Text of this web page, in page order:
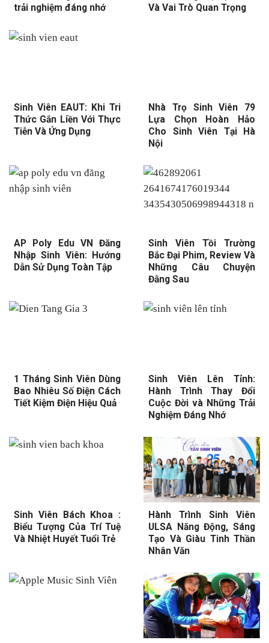
trải nghiệm đáng nhớ
Và Vai Trò Quan Trọng
Sinh Viên EAUT: Khi Tri
Thức Gắn Liền Với Thực
Tiễn Và Ứng Dụng
Nhà Trọ Sinh Viên 79
Lựa Chọn Hoàn Hảo
Cho Sinh Viên Tại Hà
Nội
AP Poly Edu VN Đăng
Nhập Sinh Viên: Hướng
Dẫn Sử Dụng Toàn Tập
Sinh Viên Tồi Trường
Bắc Đại Phim, Review Và
Những Câu Chuyện
Đằng Sau
1 Tháng Sinh Viên Dùng
Bao Nhiêu Số Điện Cách
Tiết Kiệm Điện Hiệu Quả
Sinh Viên Lên Tỉnh:
Hành Trình Thay Đổi
Cuộc Đời và Những Trải
Nghiệm Đáng Nhớ
Sinh Viên Bách Khoa :
Biểu Tượng Của Trí Tuệ
Và Nhiệt Huyết Tuổi Trẻ
Hành Trình Sinh Viên
ULSA Năng Động, Sáng
Tạo Và Giàu Tinh Thần
Nhân Văn